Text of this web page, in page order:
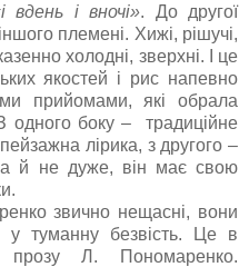
вдень і вночі». До другої
племені. Хижі, рішучі,
холодні, зверхні. І це
якостей і рис напевно
прийомами, які обрала
одного боку – традиційне
лірика, з другого –
й не дуже, він має свою
звично нещасні, вони
у туманну безвість. Це в
прозу Л. Пономаренко.